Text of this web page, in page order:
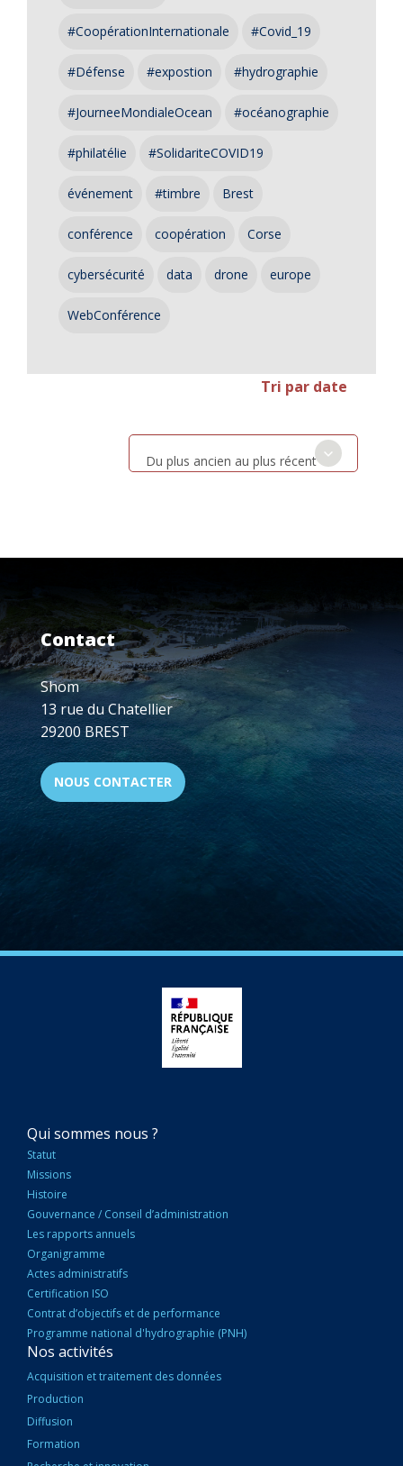
#CoopérationInternationale #Covid_19
#Défense #expostion #hydrographie
#JourneeMondialeOcean #océanographie
#philatélie #SolidariteCOVID19
événement #timbre Brest
conférence coopération Corse
cybersécurité data drone europe
WebConférence
Tri par date
Du plus ancien au plus récent
Contact
Shom
13 rue du Chatellier
29200 BREST
NOUS CONTACTER
NAVIGATION
PRINCIPALE
Qui sommes nous ?
Statut
Missions
Histoire
Gouvernance / Conseil d’administration
Les rapports annuels
Organigramme
Actes administratifs
Certification ISO
Contrat d’objectifs et de performance
Programme national d'hydrographie (PNH)
Nos activités
Acquisition et traitement des données
Production
Diffusion
Formation